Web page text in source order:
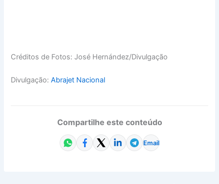
Créditos de Fotos: José Hernández/Divulgação
Divulgação:Abrajet Nacional
Compartilhe este conteúdo
Email